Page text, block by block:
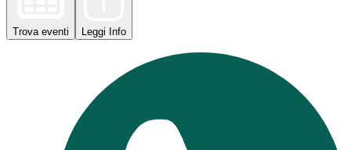
Trova eventi Leggi Info